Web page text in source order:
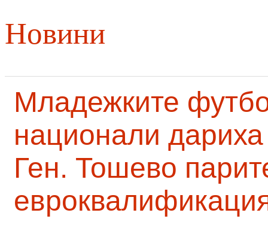
Новини
Младежките
национали
Ген. Тошево